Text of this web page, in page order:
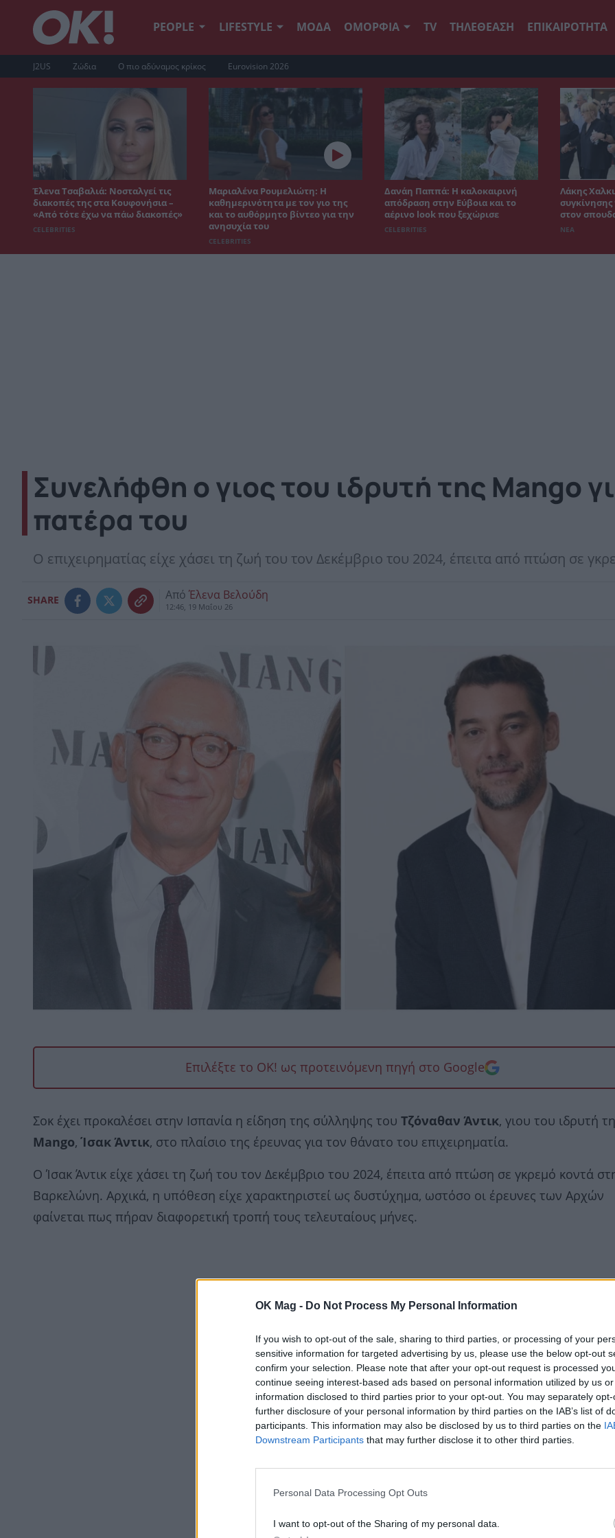
OK Mag - Do Not Process My Personal Information
If you wish to opt-out of the sale, sharing to third parties, or processing of your
sensitive information for targeted advertising by us, please use the below opt-out
confirm your selection. Please note that after your opt-out request is processed
continue seeing interest-based ads based on personal information utilized by us
information disclosed to third parties prior to your opt-out. You may separately
further disclosure of your personal information by third parties on the IAB’s list of
participants. This information may also be disclosed by us to third parties on the
Downstream Participants that may further disclose it to other third parties.
Personal Data Processing Opt Outs
I want to opt-out of the Sharing of my personal data.
PEOPLE LIFESTYLE ΜΟΔΑ ΟΜΟΡΦΙΑ TV ΤΗΛΕΘΕΑΣΗ ΕΠΙΚΑΙΡΟΤΗΤΑ
J2US Ζώδια Ο πιο αδύναμος κρίκος Eurovision 2026
Έλενα Τσαβαλιά: Νοσταλγεί τις
διακοπές της στα Κουφονήσια –
«Από τότε έχω να πάω διακοπές»
CELEBRITIES
Μαριαλένα Ρουμελιώτη: Η
καθημερινότητα με τον γιο της
και το αυθόρμητο βίντεο για την
ανησυχία του
CELEBRITIES
Δανάη Παππά: Η καλοκαιρινή
απόδραση στην Εύβοια και το
αέρινο look που ξεχώρισε
CELEBRITIES
Λάκης
συγκίνησης
στον
ΝΕΑ
Συνελήφθη ο γιος του ιδρυτή της Mango
πατέρα του
Ο επιχειρηματίας είχε χάσει τη ζωή του τον Δεκέμβριο του 2024, έπειτα από πτώση σε
SHARE Από Έλενα Βελούδη
12:46, 19 Μαΐου 26
Επιλέξτε το OK! ως προτεινόμενη πηγή στο Google
Σοκ έχει προκαλέσει στην Ισπανία η είδηση της σύλληψης του Τζόναθαν Άντικ, γιου του ιδρυτή
Mango,Ίσακ Άντικ, στο πλαίσιο της έρευνας για τον θάνατο του επιχειρηματία.
Ο Ίσακ Άντικ είχε χάσει τη ζωή του τον Δεκέμβριο του 2024, έπειτα από πτώση σε γκρεμό κοντά
Βαρκελώνη. Αρχικά, η υπόθεση είχε χαρακτηριστεί ως δυστύχημα, ωστόσο οι έρευνες των Αρχών
φαίνεται πως πήραν διαφορετική τροπή τους τελευταίους μήνες.